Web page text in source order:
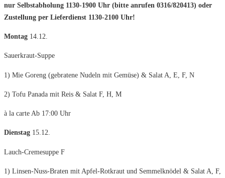
nur Selbstabholung 1130-1900 Uhr (bitte anrufen 0316/820413) oder
Zustellung per Lieferdienst 1130-2100 Uhr!
Montag 14.12.
Sauerkraut-Suppe
1) Mie Goreng (gebratene Nudeln mit Gemüse) & Salat A, E, F, N
2) Tofu Panada mit Reis & Salat F, H, M
à la carte Ab 17:00 Uhr
Dienstag 15.12.
Lauch-Cremesuppe F
1) Linsen-Nuss-Braten mit Apfel-Rotkraut und Semmelknödel & Salat A, F,